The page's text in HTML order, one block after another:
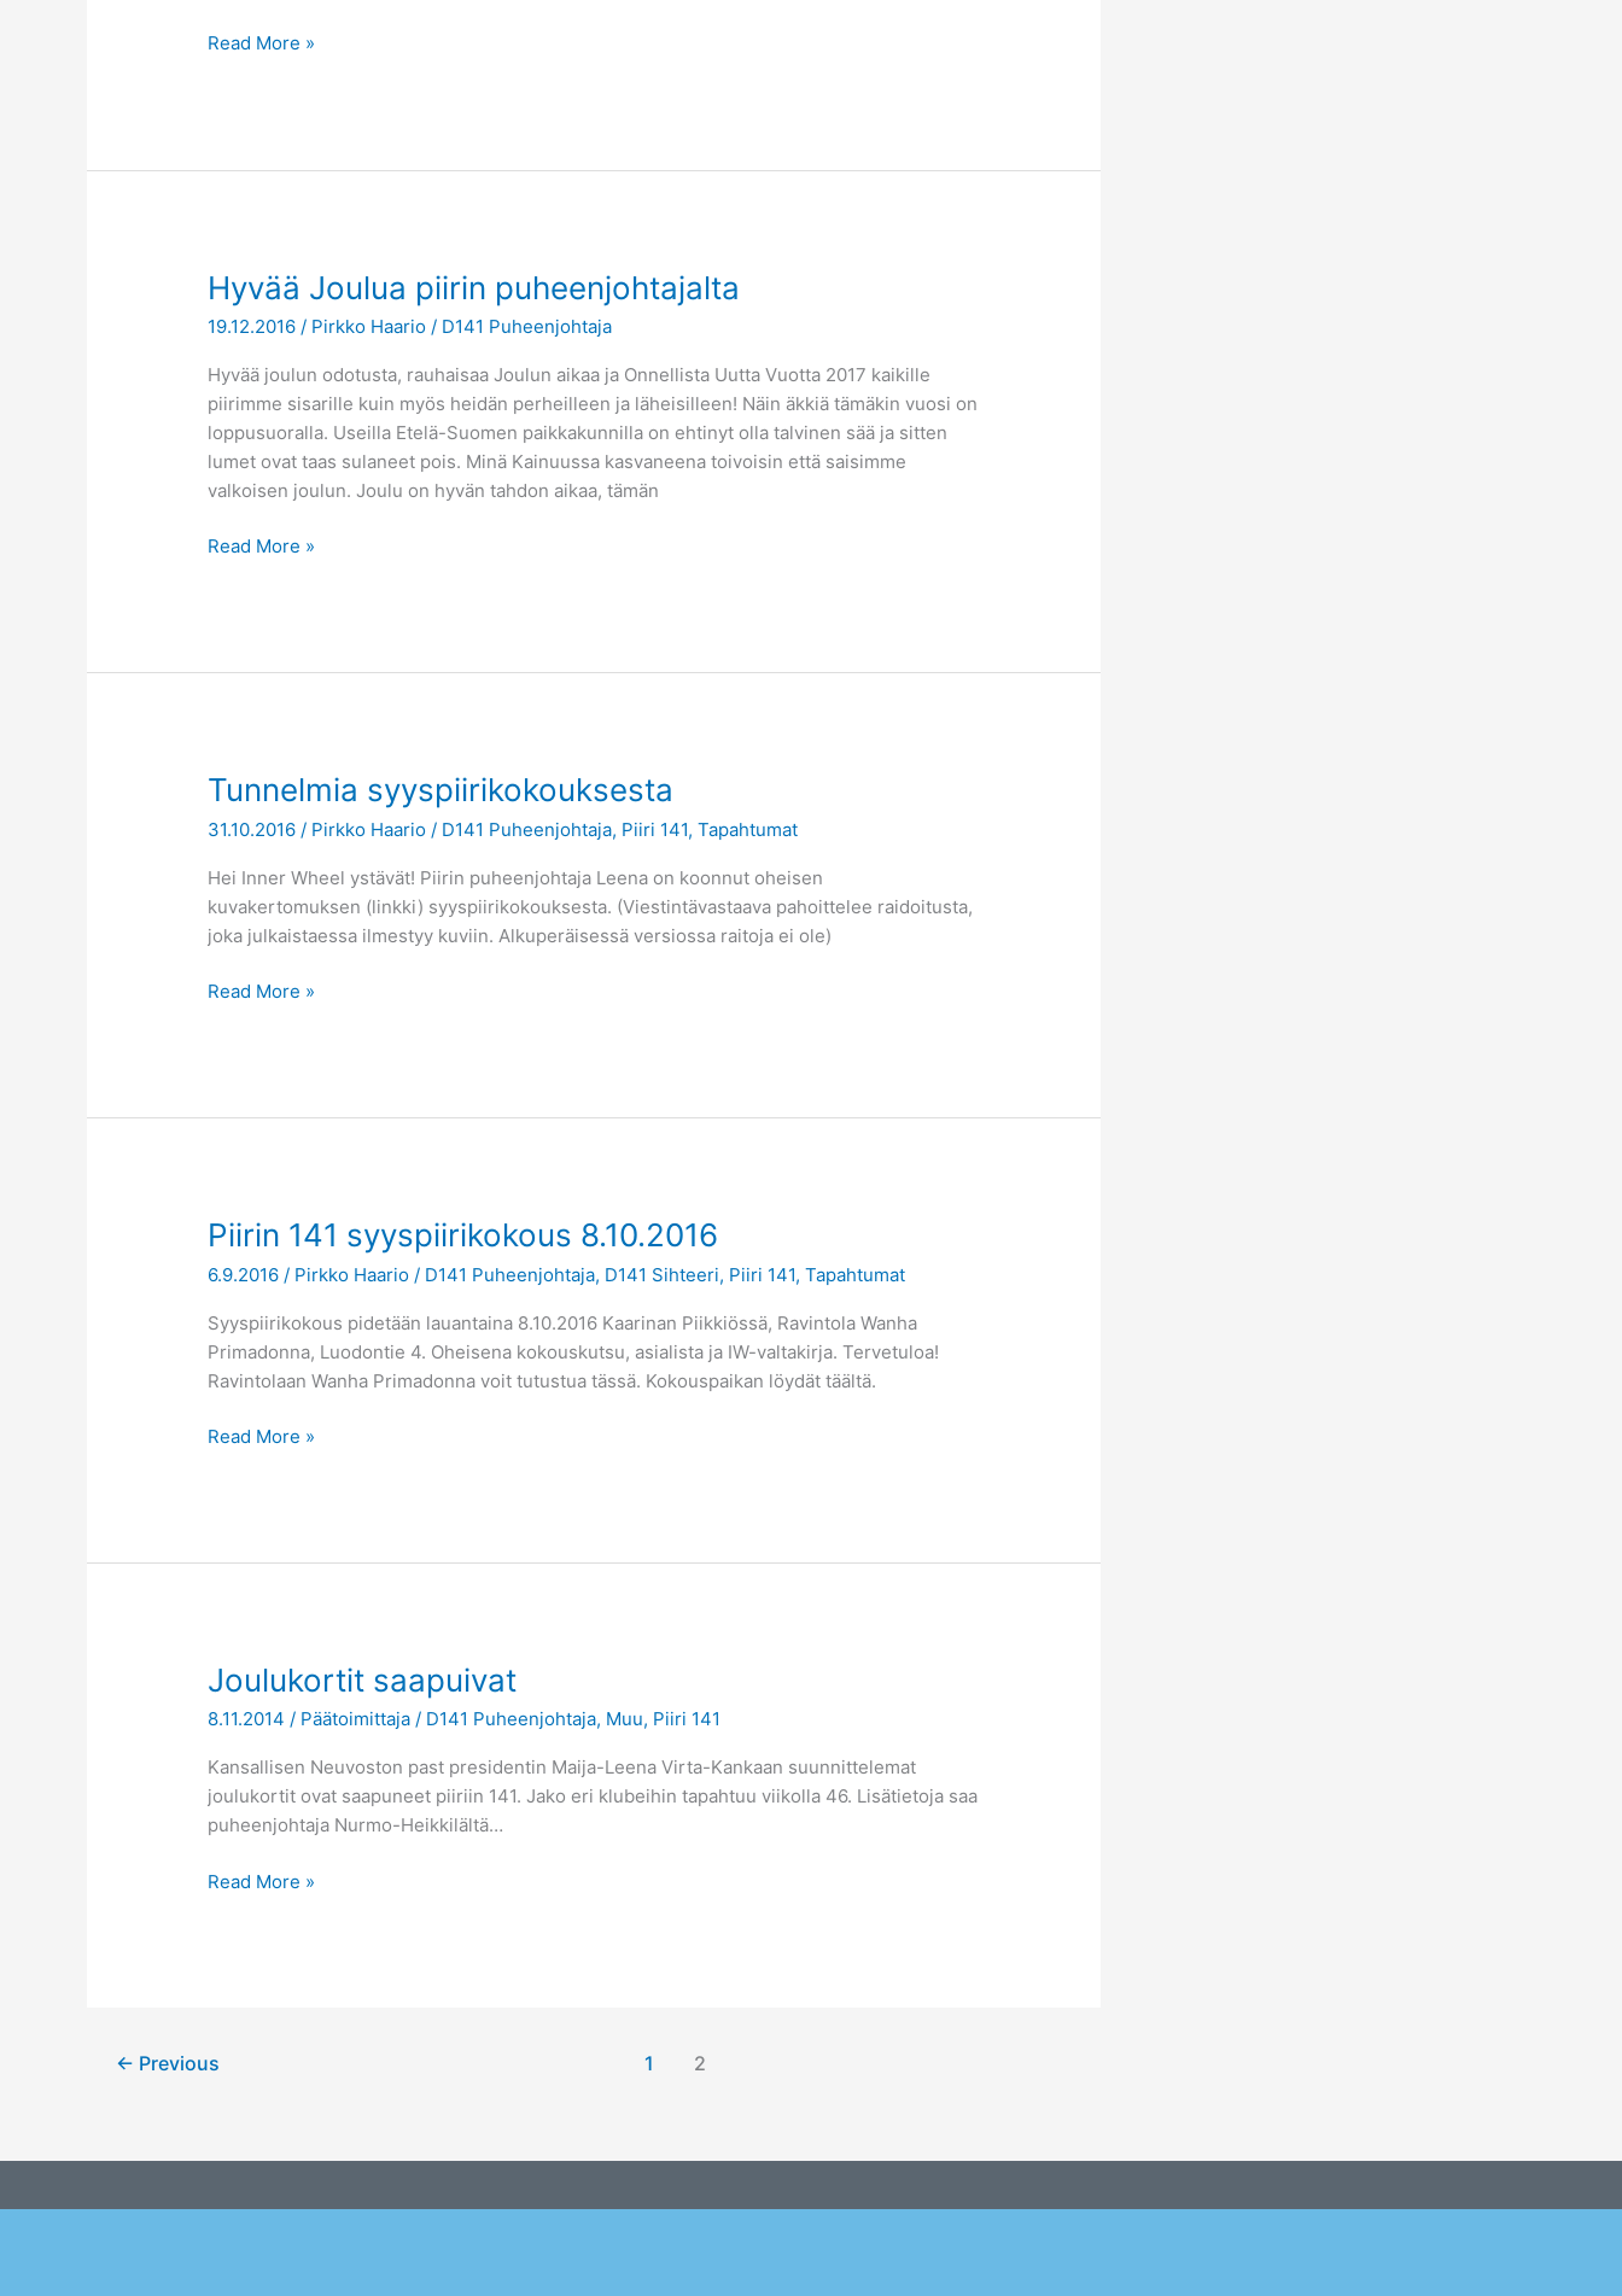
Read More »
Hyvää Joulua piirin puheenjohtajalta
19.12.2016 / Pirkko Haario / D141 Puheenjohtaja
Hyvää joulun odotusta, rauhaisaa Joulun aikaa ja Onnellista Uutta Vuotta 2017 kaikille
piirimme sisarille kuin myös heidän perheilleen ja läheisilleen! Näin äkkiä tämäkin vuosi on
loppusuoralla. Useilla Etelä-Suomen paikkakunnilla on ehtinyt olla talvinen sää ja sitten
lumet ovat taas sulaneet pois. Minä Kainuussa kasvaneena toivoisin että saisimme
valkoisen joulun. Joulu on hyvän tahdon aikaa, tämän
Hyvää
Joulua
piirin
puheenjohtajalta
Read More »
Tunnelmia syyspiirikokouksesta
31.10.2016 / Pirkko Haario / D141 Puheenjohtaja, Piiri 141,Tapahtumat
Hei Inner Wheel ystävät! Piirin puheenjohtaja Leena on koonnut oheisen
kuvakertomuksen (linkki) syyspiirikokouksesta. (Viestintävastaava pahoittelee raidoitusta,
joka julkaistaessa ilmestyy kuviin. Alkuperäisessä versiossa raitoja ei ole)
Tunnelmia
Read More »
Piirin 141 syyspiirikokous 8.10.2016
6.9.2016 / Pirkko Haario / D141 Puheenjohtaja, D141 Sihteeri, Piiri 141,Tapahtumat
Syyspiirikokous pidetään lauantaina 8.10.2016 Kaarinan Piikkiössä, Ravintola Wanha
Primadonna, Luodontie 4. Oheisena kokouskutsu, asialista ja IW-valtakirja. Tervetuloa!
Ravintolaan Wanha Primadonna voit tutustua tässä. Kokouspaikan löydät täältä.
Piirin
syyspiirikokous
8.10.2016
Read More »
Joulukortit saapuivat
8.11.2014/ Päätoimittaja/ D141 Puheenjohtaja, Muu, Piiri 141
Kansallisen Neuvoston past presidentin Maija-Leena Virta-Kankaan suunnittelemat
joulukortit ovat saapuneet piiriin 141. Jako eri klubeihin tapahtuu viikolla 46. Lisätietoja saa
puheenjohtaja Nurmo-Heikkilältä…
Joulukortit
Read More »
← Previous 1 2